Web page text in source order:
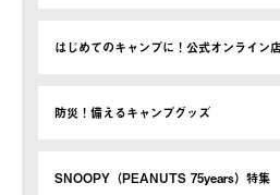
はじめてのキャンプに！公式オンライン
防災！備えるキャンプグッズ
SNOOPY（PEANUTS 75years）特集